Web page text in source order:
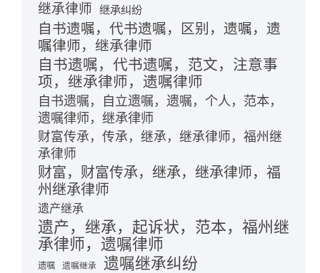
继承律师 继承纠纷
自书遗嘱，代书遗嘱，区别，遗嘱，遗
嘱律师，继承律师
自书遗嘱，代书遗嘱，范文，注意事
项，继承律师，遗嘱律师
自书遗嘱，自立遗嘱，遗嘱，个人，范本，
遗嘱律师，继承律师
财富传承，传承，继承，继承律师，福州继
承律师
财富，财富传承，继承，继承律师，福
州继承律师
遗产继承
遗产，继承，起诉状，范本，福州继
承律师，遗嘱律师
遗嘱 遗嘱继承 遗嘱继承纠纷